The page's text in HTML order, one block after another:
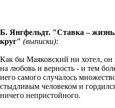
Б. Янгфельдт. "Ставка –
круг" (выписки):
Как бы Маяковский ни хотел, он
на любовь и верность - и тем
него самого случалось
стыдливым человеком и
ничего непристойного.